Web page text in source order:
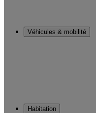
Véhicules & mobilité
Habitation